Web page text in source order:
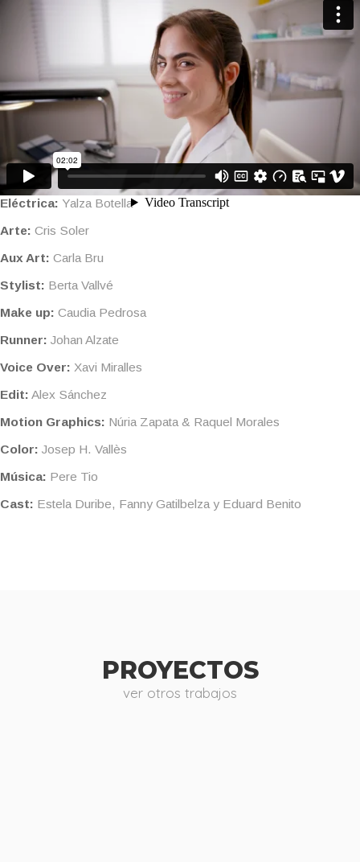
Pablo González
Director:Sergi Garnica
DOP:Josep H. Vallès
Mica Ruiz
Gaffer:Xavi Margalef
Aux. Camera:Paula Botella
Eléctrica: Yalza Botella
Arte: Cris Soler
Aux Art: Carla Bru
Stylist: Berta Vallvé
Make up: Caudia Pedrosa
Runner: Johan Alzate
Voice Over: Xavi Miralles
Edit: Alex Sánchez
Motion Graphics: Núria Zapata & Raquel Morales
Color: Josep H. Vallès
Música: Pere Tio
Cast: Estela Duribe, Fanny Gatilbelza y Eduard Benito
PROYECTOS
ver otros trabajos